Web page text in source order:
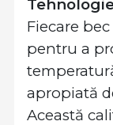
Fiecare
pentru a
apropiată
Această